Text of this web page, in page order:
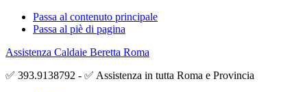
Passa al contenuto principale
Passa al piè di pagina
Assistenza Caldaie Beretta Roma
✅ 393.9138792 - ✅ Assistenza in tutta Roma e Provincia